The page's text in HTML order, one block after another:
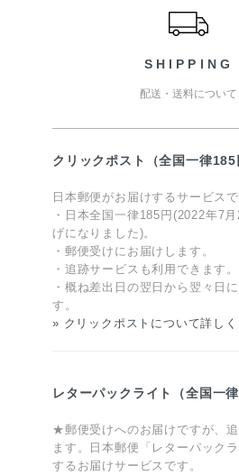
SHIPPING
配送・送料について
クリックポスト（全国一律185
日本郵便がお届けするサービスで
・日本全国一律185円(2022年7
げになりました)。
・郵便受けにお届けします。
・追跡サービスも利用できます。
・概ね差出日の翌日から翌々日
す。
» クリックポストについて詳しく
レターパックライト（全国一
★郵便受けへのお届けですが、追
ます。日本郵便「レターパック
するお届けサービスです。